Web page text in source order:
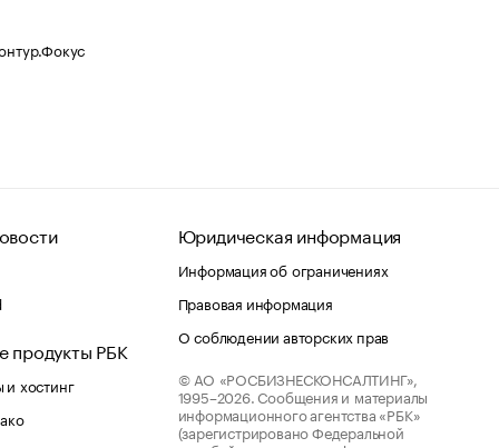
продукты РБК
хостинг
Юридическая информация
Информация об ограничениях
Правовая информация
О соблюдении авторских прав
© АО «РОСБИЗНЕСКОНСАЛТИНГ»,
1995–2026. Сообщения и материалы
информационного агентства «РБК»
(зарегистрировано Федеральной